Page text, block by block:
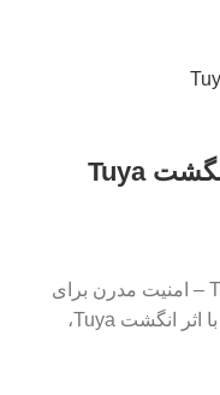
قفل هوشمند WiFi با اثر انگشت Tuya – امنیت مدرن برای